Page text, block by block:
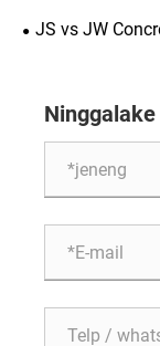
Nyopir Masa
JS vs JW